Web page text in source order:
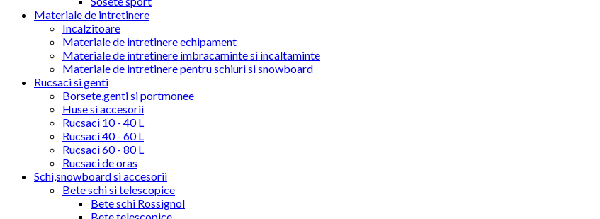
Materiale de intretinere
Incalzitoare
Materiale de intretinere echipament
Materiale de intretinere imbracaminte si incaltaminte
Materiale de intretinere pentru schiuri si snowboard
Rucsaci si genti
Borsete,genti si portmonee
Huse si accesorii
Rucsaci 10 - 40 L
Rucsaci 40 - 60 L
Rucsaci 60 - 80 L
Rucsaci de oras
Schi,snowboard si accesorii
Bete schi si telescopice
Bete schi Rossignol